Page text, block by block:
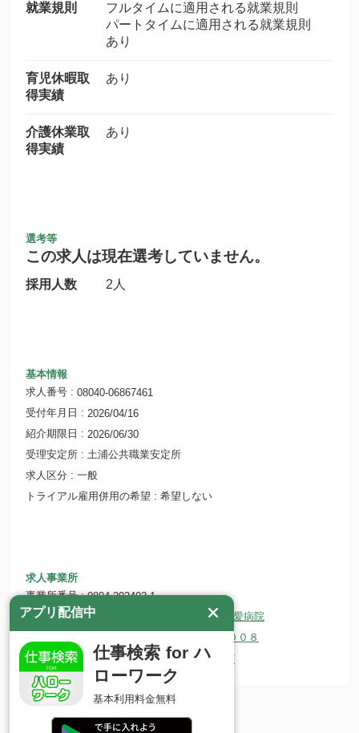
就業規則
フルタイムに適用される就業規則
パートタイムに適用される就業規則
あり
育児休暇取
得実績
あり
介護休業取
得実績
あり
選考等
この求人は現在選考していません。
採用人数 2人
基本情報
求人番号
08040-06867461
受付年月日
2026/04/16
紹介期限日
2026/06/30
受理安定所
土浦公共職業安定所
求人区分
一般
トライアル雇用併用の希望
希望しない
求人事業所
事業所番号
0804-202402-1
事業所名
医療法人社団 双愛会 つくば双愛病院
〒300-1245 茨城県つくば市高崎１００８
ホームページ
http://www.tsukuba-soai.com/
アプリ配信中
仕事検索 for ハ
ローワーク
基本利用料金無料